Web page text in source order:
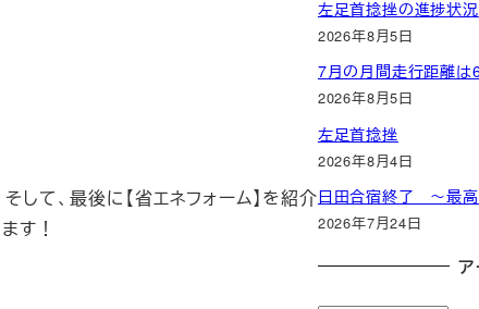
て、最後に【省エネフォーム】を紹介
す！
左足首捻挫の進捗状況
2026年8月5日
7月の月間走行距離は
2026年8月5日
左足首捻挫
2026年8月4日
日田合宿終了 ～最
2026年7月24日